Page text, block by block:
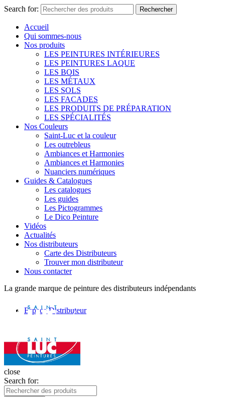
Search for: Rechercher
Accueil
Qui sommes-nous
Nos produits
LES PEINTURES INTÉRIEURES
LES PEINTURES LAQUE
LES BOIS
LES MÉTAUX
LES SOLS
LES FACADES
LES PRODUITS DE PRÉPARATION
LES SPÉCIALITÉS
Nos Couleurs
Saint-Luc et la couleur
Les outrebleus
Ambiances et Harmonies
Ambiances et Harmonies
Nuanciers numériques
Guides & Catalogues
Les catalogues
Les guides
Les Pictogrammes
Le Dico Peinture
Vidéos
Actualités
Nos distributeurs
Carte des Distributeurs
Trouver mon distributeur
Nous contacter
La grande marque de peinture des distributeurs indépendants
Espace Distributeur
close
Search for: